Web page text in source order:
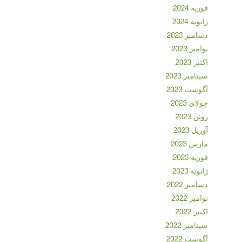
فوریه 2024
ژانویه 2024
دسامبر 2023
نوامبر 2023
اکتبر 2023
سپتامبر 2023
آگوست 2023
جولای 2023
ژوئن 2023
آوریل 2023
مارس 2023
فوریه 2023
ژانویه 2023
دسامبر 2022
نوامبر 2022
اکتبر 2022
سپتامبر 2022
آگوست 2022